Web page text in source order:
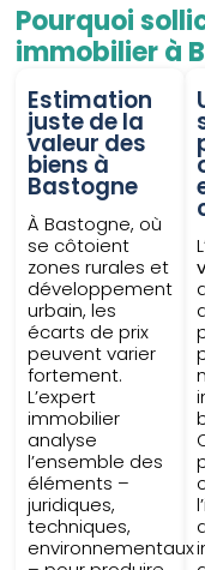
Pourquoi
immobilier à
Estimation
juste de la
valeur des
biens à
Bastogne
À Bastogne, où
se côtoient
zones rurales et
développement
urbain, les
écarts de prix
peuvent varier
fortement.
L’expert
immobilier
analyse
l’ensemble des
éléments –
juridiques,
techniques,
environnementaux